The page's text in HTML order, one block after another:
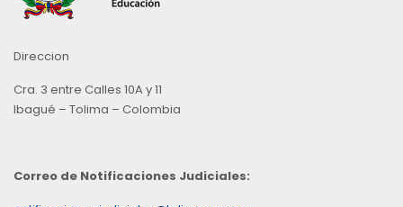
Direccion
Cra. 3 entre Calles 10A y 11
Ibagué – Tolima – Colombia
Correo de Notificaciones Judiciales: